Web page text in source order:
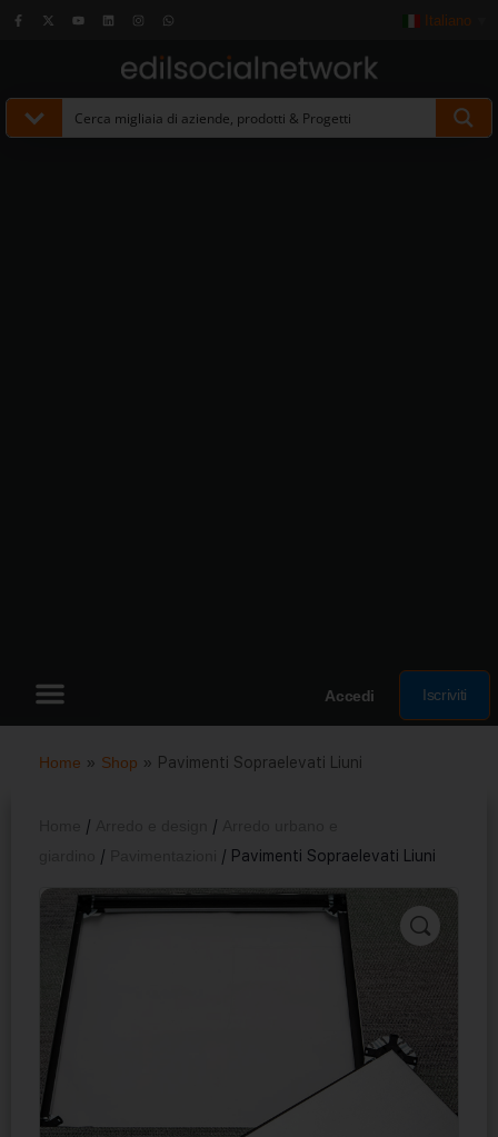
Italiano
Accedi Iscriviti
Home » Shop » Pavimenti Sopraelevati Liuni
/ /
/ / Pavimenti Sopraelevati Liuni